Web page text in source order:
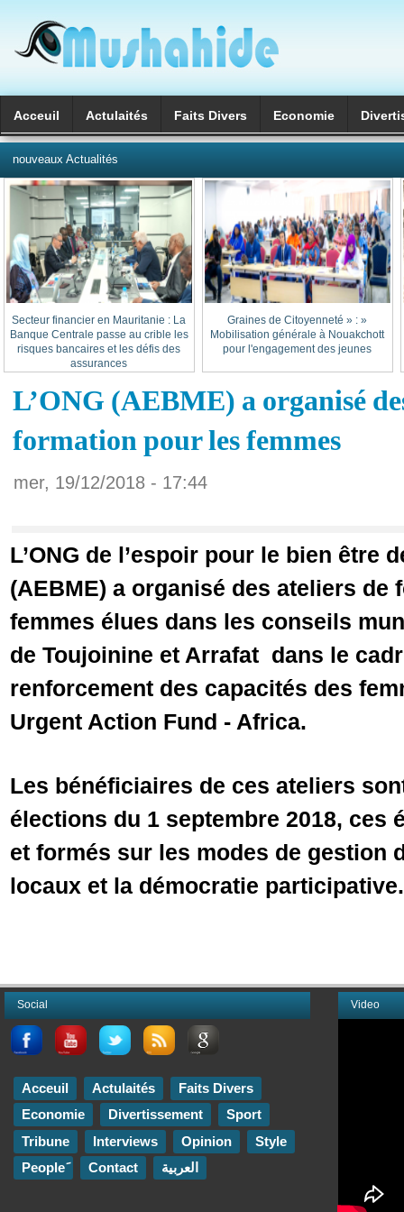
Acceuil Actulaités Faits Divers Economie
nouveaux Actualités
« Graines de Citoyenneté » :
Mobilisation générale à Nouakchott
pour l'engagement des jeunes
Secteur financier en Mauritanie : La
Banque Centrale passe au crible les
risques bancaires et les défis des
assurances
L’ONG (AEBME) a organisé
formation pour les femmes
mer, 19/12/2018 - 17:44
L’ONG de l’espoir pour le bien être
(AEBME) a organisé des ateliers de
femmes élues dans les conseils
de Toujoinine et Arrafat dans le
renforcement des capacités des
Urgent Action Fund - Africa.
Les bénéficiaires de ces ateliers
élections du 1 septembre 2018, ces
et formés sur les modes de gestion
locaux et la démocratie participative.
Video
Social
Acceuil Actulaités
Faits Divers
Economie
Divertissement
Sport
Tribune
Interviews Opinion
Style
Contact العربية